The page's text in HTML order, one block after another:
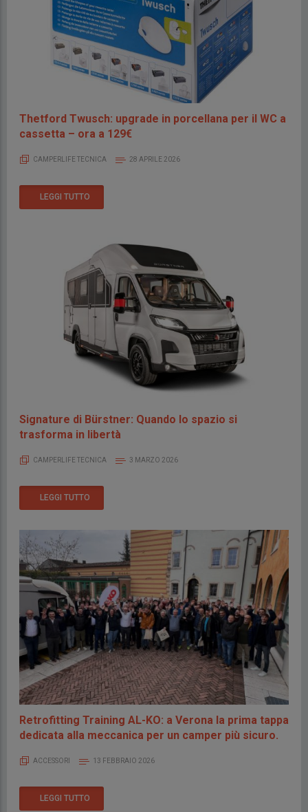
Thetford Twusch: upgrade in porcellana per il WC a
cassetta – ora a 129€
CAMPERLIFE TECNICA 28 APRILE 2026
LEGGI TUTTO
Signature di Bürstner: Quando lo spazio si
trasforma in libertà
CAMPERLIFE TECNICA 3 MARZO 2026
LEGGI TUTTO
Retrofitting Training AL-KO: a Verona la prima tappa
dedicata alla meccanica per un camper più sicuro.
ACCESSORI 13 FEBBRAIO 2026
LEGGI TUTTO